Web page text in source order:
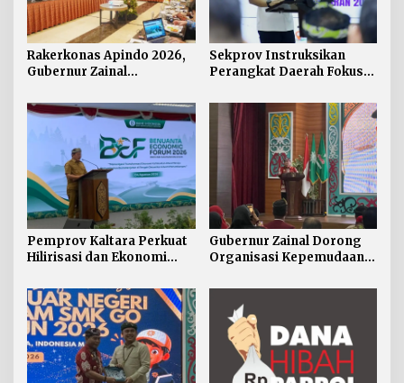
Rakerkonas Apindo 2026,
Gubernur Zainal
Strategis Kaltara ke
Perwakilan Negara
Sekprov Instruksikan
Perangkat Daerah Fokus
Pemprov Kaltara Perkuat
Hilirisasi dan Ekonomi
Perang Dagang Global
Gubernur Zainal Dorong
Organisasi Kepemudaan
Pemerintah